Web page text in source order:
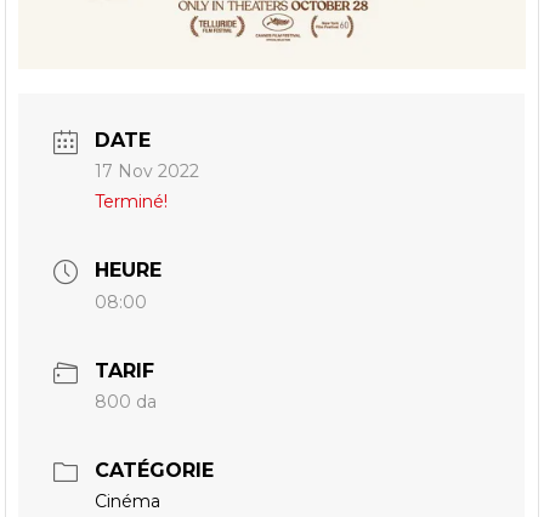
DATE
17 Nov 2022
Terminé!
HEURE
08:00
TARIF
800 da
CATÉGORIE
Cinéma